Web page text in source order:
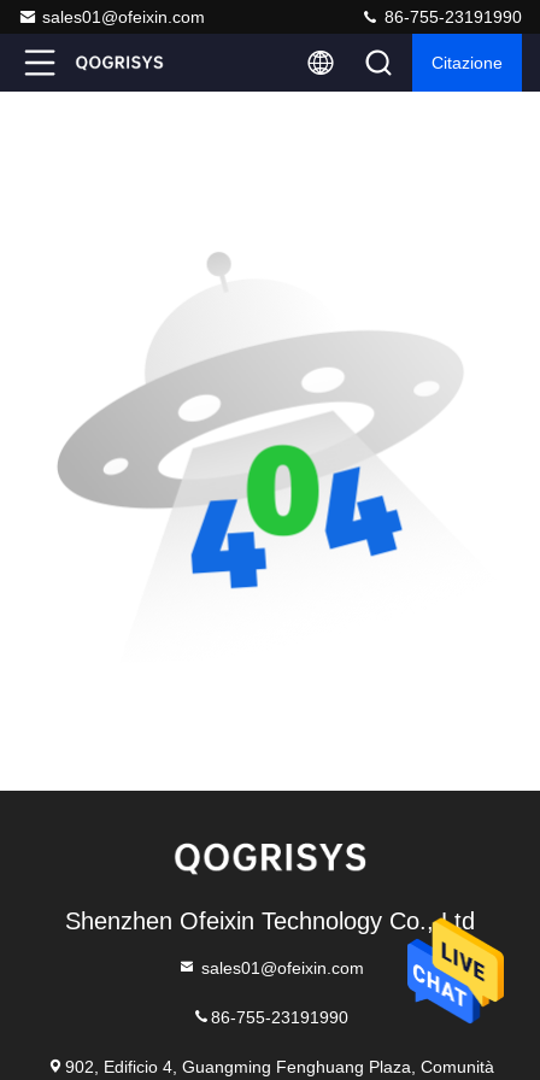
sales01@ofeixin.com 86-755-23191990
Citazione
Shenzhen Ofeixin Technology Co., Ltd
sales01@ofeixin.com
86-755-23191990
902, Edificio 4, Guangming Fenghuang Plaza, Comunità